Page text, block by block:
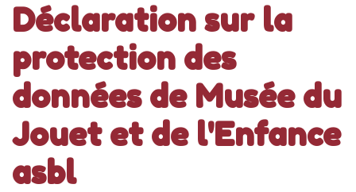
Déclaration sur la
protection des
données de Musée du
Jouet et de l'Enfance
asbl